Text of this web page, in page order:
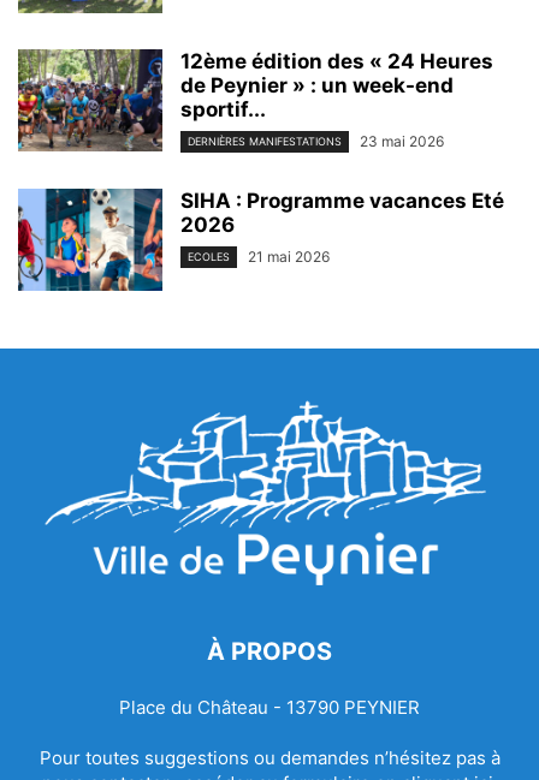
12ème édition des « 24 Heures
de Peynier » : un week-end
sportif...
DERNIÈRES MANIFESTATIONS 23 mai 2026
SIHA : Programme vacances Eté
2026
ECOLES 21 mai 2026
À PROPOS
Place du Château - 13790 PEYNIER
Pour toutes suggestions ou demandes n’hésitez pas à